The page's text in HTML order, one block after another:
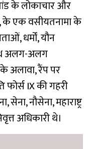
के लोकाचार और
के एक वसीयतनामा के
धर्मों, यौन
अलग-अलग
अलावा, रैंप पर
IX की गहरी
नौसेना, महाराष्ट्र
अधिकारी थे।